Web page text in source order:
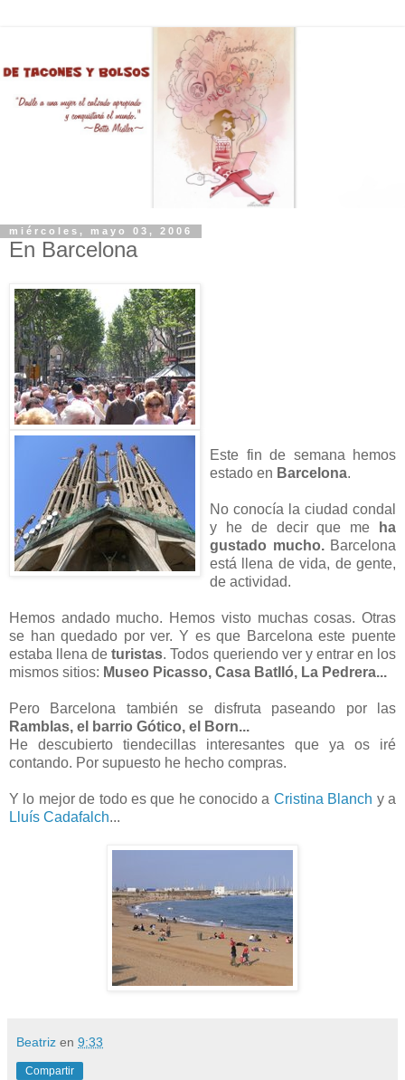
miércoles, mayo 03, 2006
En Barcelona
Este fin de semana hemos
estado en Barcelona.
No conocía la ciudad condal
y he de decir que me
ha
gustado mucho.Barcelona
está llena de vida, de gente,
de actividad.
Hemos andado mucho. Hemos visto muchas cosas. Otras
se han quedado por ver. Y es que Barcelona este puente
estaba llena deturistas. Todos queriendo ver y entrar en los
mismos sitios: Museo Picasso, Casa Batlló, La Pedrera...
Pero Barcelona también se disfruta paseando por las
Ramblas, el barrio Gótico, el Born...
He descubierto tiendecillas interesantes que ya os iré
contando. Por supuesto he hecho compras.
Y lo mejor de todo es que he conocido a Cristina Blanch y a
Lluís Cadafalch...
Beatriz en 9:33
Compartir